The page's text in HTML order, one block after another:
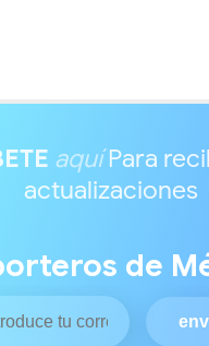
aquíPara
actualizaciones
de